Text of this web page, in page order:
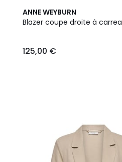
ANNE WEYBURN
Blazer coupe droite à
125,00 €